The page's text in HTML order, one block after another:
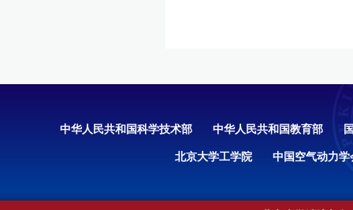
中华人民共和国科学技术部 中华人民共和国教育部
北京大学工学院 中国空气动力学